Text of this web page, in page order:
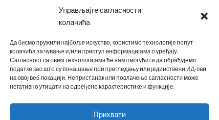
Управљајте сагласности
колачића
Да бисмо пружили најбоље искуство, користимо технологије попут
колачића за чување и/или приступ информацијама о уређају.
Сагласност са овим технологијама ће нам омогућити да обрађујемо
податке као што су понашање при прегледању или јединствени ИД-ови
на овој веб локацији. Непристанак или повлачење сагласности може
негативно утицати на одређене карактеристике и функције.
Прихвати
Svetska kajakaška federacija (ICF)
Evropska kajakaška asocijacija (ECA)
Rezultati na nacionalnim takmičenjima
Rezultati na međunarodnim takmičenjima
Kontakt